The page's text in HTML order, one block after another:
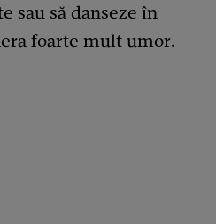
sau să danseze în
foarte mult umor.